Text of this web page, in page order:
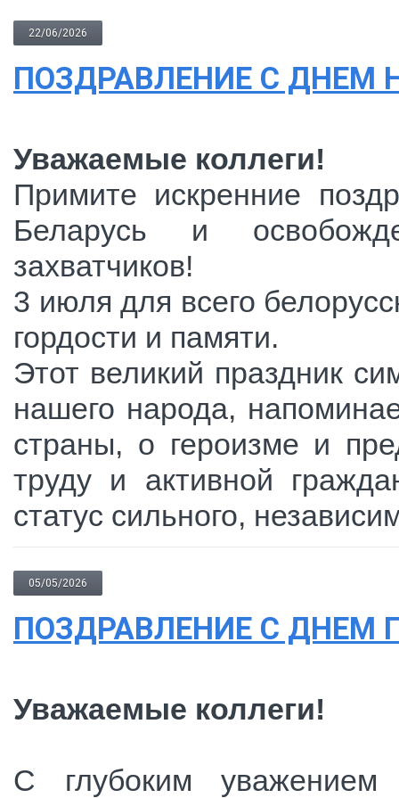
22/06/2026
ПОЗДРАВЛЕНИЕ С ДНЕМ
Уважаемые коллеги!
Примите искренние
Беларусь и
захватчиков!
3 июля для всего
гордости и памяти.
Этот великий праздник
нашего народа,
страны, о героизме и
труду и активной
статус сильного,
05/05/2026
ПОЗДРАВЛЕНИЕ С ДНЕМ
Уважаемые коллеги!
С глубоким уважением